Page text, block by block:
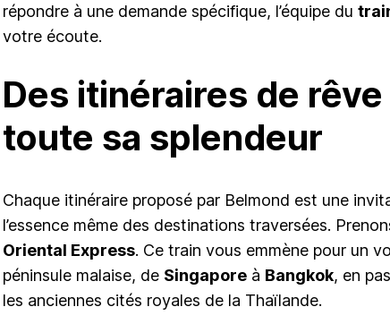
répondre à une demande spécifique, l’équipe du
votre écoute.
Des itinéraires de rêve
toute sa splendeur
Chaque itinéraire proposé par Belmond est une
l’essence même des destinations traversées.
Oriental Express. Ce train vous emmène pour un
péninsule malaise, de Singapore à Bangkok, en
les anciennes cités royales de la Thaïlande.